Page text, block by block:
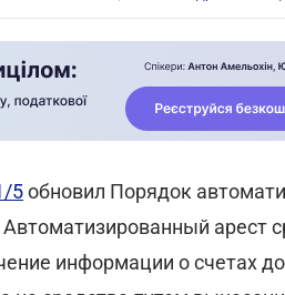
5обновил Порядок
арест
информации о счетах